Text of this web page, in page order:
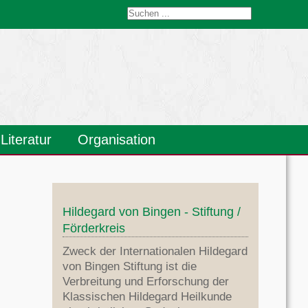
Literatur Organisation
Hildegard von Bingen - Stiftung /
Förderkreis
Zweck der Internationalen Hildegard
von Bingen Stiftung ist die
Verbreitung und Erforschung der
Klassischen Hildegard Heilkunde